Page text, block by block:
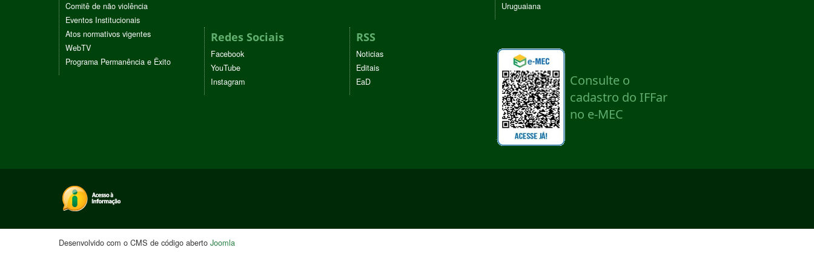
Comitê de não violência
Eventos Institucionais
Atos normativos vigentes
WebTV
Programa Permanência e Êxito
Uruguaiana
Redes Sociais
Facebook
YouTube
Instagram
RSS
Noticias
Editais
EaD
Desenvolvido com o CMS de código aberto Joomla